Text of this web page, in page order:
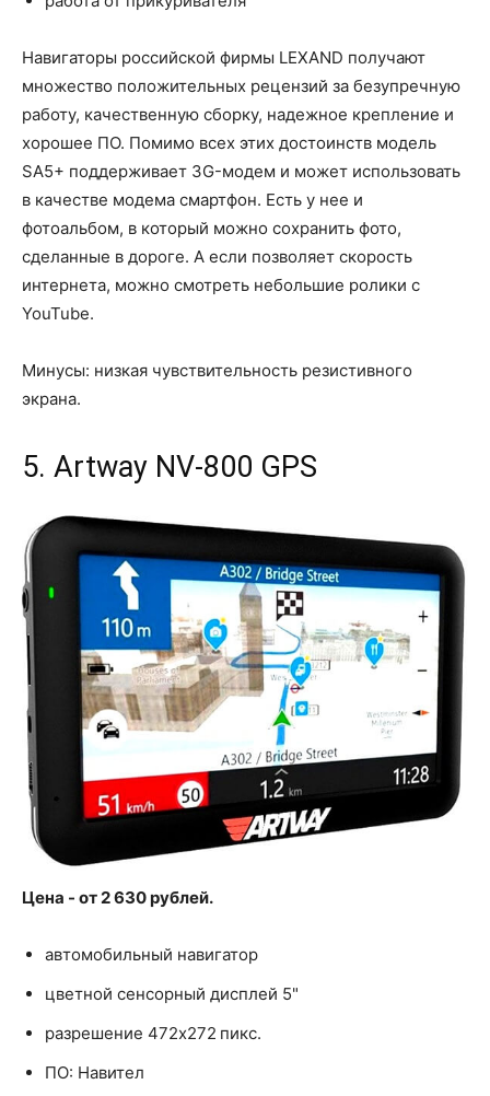
Навигаторы российской фирмы LEXAND получают
множество положительных рецензий за безупречную
работу, качественную сборку, надежное крепление и
хорошее ПО. Помимо всех этих достоинств модель
SA5+ поддерживает 3G-модем и может использовать
в качестве модема смартфон. Есть у нее и
фотоальбом, в который можно сохранить фото,
сделанные в дороге. А если позволяет скорость
интернета, можно смотреть небольшие ролики с
YouTube.
Минусы: низкая чувствительность резистивного
экрана.
5. Artway NV-800 GPS
Цена - от 2 630 рублей.
автомобильный навигатор
цветной сенсорный дисплей 5"
разрешение 472x272 пикс.
ПО: Навител